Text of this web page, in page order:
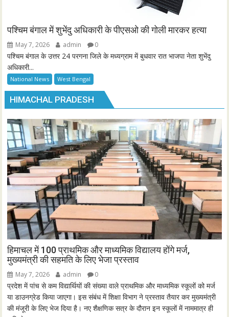
पश्चिम बंगाल में शुभेंदु अधिकारी के पीएसओ की गोली मारकर हत्या
May 7, 2026 admin 0
पश्चिम बंगाल के उत्तर 24 परगना जिले के मध्यग्राम में बुधवार रात भाजपा नेता शुभेंदु
अधिकारी...
National News West Bengal
HIMACHAL PRADESH
हिमाचल में 100 प्राथमिक और माध्यमिक विद्यालय होंगे मर्ज,
मुख्यमंत्री की सहमति के लिए भेजा प्रस्ताव
May 7, 2026 admin 0
प्रदेश में पांच से कम विद्यार्थियों की संख्या वाले प्राथमिक और माध्यमिक स्कूलों को मर्ज
या डाउनग्रेड किया जाएगा। इस संबंध में शिक्षा विभाग ने प्रस्ताव तैयार कर मुख्यमंत्री
की मंजूरी के लिए भेज दिया है। नए शैक्षणिक सत्र के दौरान इन स्कूलों में नाममात्र ही